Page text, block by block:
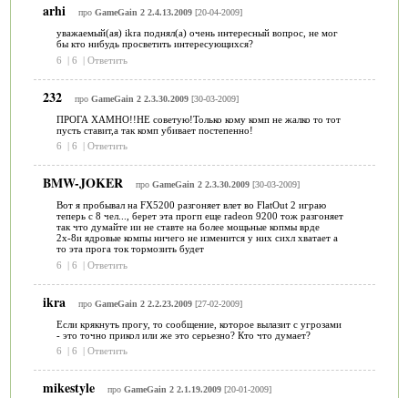
arhi про GameGain 2 2.4.13.2009[20-04-2009]
уважаемый(ая) ikra поднял(а) очень интересный вопрос, не мог
бы кто нибудь просветить интересующихся?
6
| 6 | Ответить
232 про GameGain 2 2.3.30.2009[30-03-2009]
ПРОГА ХАМНО!!НЕ советую!Только кому комп не жалко то тот
пусть ставит,а так комп убивает постепенно!
6
| 6 | Ответить
BMW-JOKER про GameGain 2 2.3.30.2009[30-03-2009]
Вот я пробывал на FX5200 разгоняет влет во FlatOut 2 играю
теперь с 8 чел..., берет эта прогп еще radeon 9200 тож разгоняет
так что думайте ии не ставте на более мощьные копмы врде
2х-8и ядровые компы ничего не изменится у них сихл хватает а
то эта прога ток тормозить будет
6
| 6 | Ответить
ikra про GameGain 2 2.2.23.2009[27-02-2009]
Если крякнуть прогу, то сообщение, которое вылазит с угрозами
- это точно прикол или же это серьезно? Кто что думает?
6
| 6 | Ответить
mikestyle про GameGain 2 2.1.19.2009[20-01-2009]